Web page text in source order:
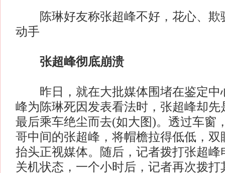
陈琳好友称张超峰不好，花心、欺
动手
张超峰彻底崩溃
昨日，就在大批媒体围堵在鉴定中
峰为陈琳死因发表看法时，张超峰却先
最后乘车绝尘而去(如大图)。透过车窗
哥中间的张超峰，将帽檐拉得低低，双
抬头正视媒体。随后，记者拨打张超峰
关机状态，一个小时后，记者再次拨